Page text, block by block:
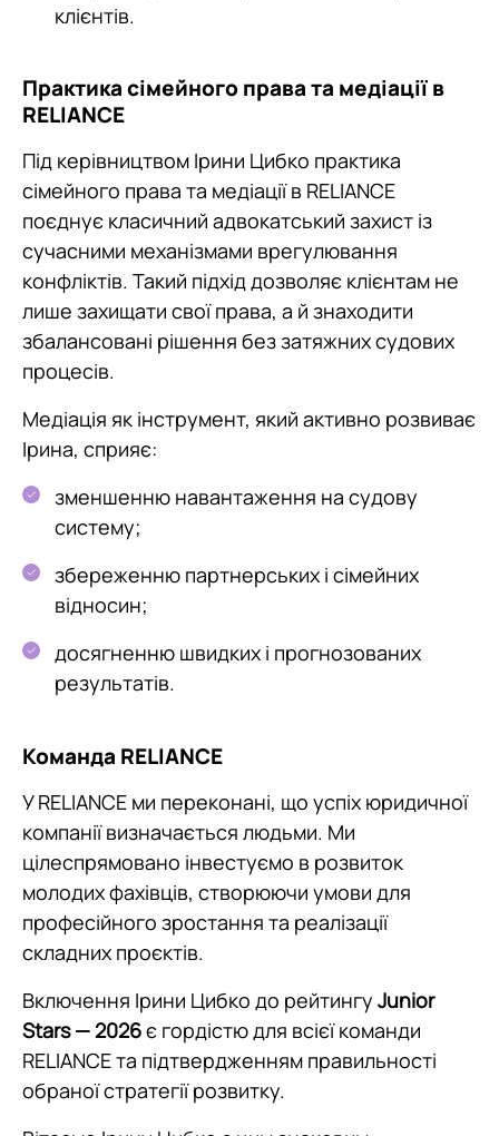
клієнтів.
Практика сімейного права та медіації в
RELIANCE
Під керівництвом Ірини Цибко практика
сімейного права та медіації в RELIANCE
поєднує класичний адвокатський захист із
сучасними механізмами врегулювання
конфліктів. Такий підхід дозволяє клієнтам не
лише захищати свої права, а й знаходити
збалансовані рішення без затяжних судових
процесів.
Медіація як інструмент, який активно розвиває
Ірина, сприяє:
зменшенню навантаження на судову
систему;
збереженню партнерських і сімейних
відносин;
досягненню швидких і прогнозованих
результатів.
Команда RELIANCE
У RELIANCE ми переконані, що успіх юридичної
компанії визначається людьми. Ми
цілеспрямовано інвестуємо в розвиток
молодих фахівців, створюючи умови для
професійного зростання та реалізації
складних проєктів.
Включення Ірини Цибко до рейтингу Junior
Stars — 2026є гордістю для всієї команди
RELIANCE та підтвердженням правильності
обраної стратегії розвитку.